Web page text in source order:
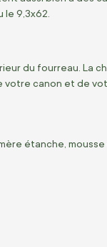
le 9,3x62.
du fourreau. La
canon et de
étanche,